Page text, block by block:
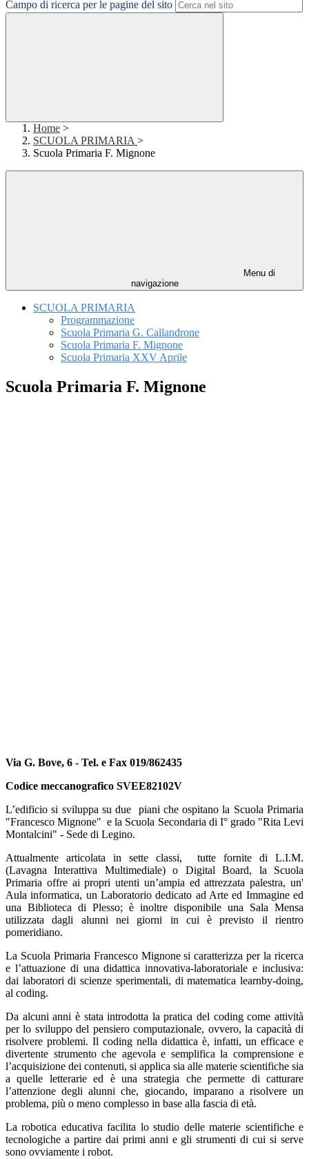
Campo di ricerca per le pagine del sito
Home >
SCUOLA PRIMARIA >
Scuola Primaria F. Mignone
Menu di
navigazione
SCUOLA PRIMARIA
Programmazione
Scuola Primaria G. Callandrone
Scuola Primaria F. Mignone
Scuola Primaria XXV Aprile
Scuola Primaria F. Mignone
Via G. Bove, 6 - Tel. e Fax 019/862435
Codice meccanografico SVEE82102V
L’edificio si sviluppa su due piani che ospitano la Scuola Primaria
"Francesco Mignone" e la Scuola Secondaria di I° grado "Rita Levi
Montalcini" - Sede di Legino.
Attualmente articolata in sette classi, tutte fornite di L.I.M.
(Lavagna Interattiva Multimediale) o Digital Board, la Scuola
Primaria offre ai propri utenti un’ampia ed attrezzata palestra, un'
Aula informatica, un Laboratorio dedicato ad Arte ed Immagine ed
una Biblioteca di Plesso; è inoltre disponibile una Sala Mensa
utilizzata dagli alunni nei giorni in cui è previsto il rientro
pomeridiano.
La Scuola Primaria Francesco Mignone si caratterizza per la ricerca
e l’attuazione di una didattica innovativa-laboratoriale e inclusiva:
dai laboratori di scienze sperimentali, di matematica learnby-doing,
al coding.
Da alcuni anni è stata introdotta la pratica del coding come attività
per lo sviluppo del pensiero computazionale, ovvero, la capacità di
risolvere problemi. Il coding nella didattica è, infatti, un efficace e
divertente strumento che agevola e semplifica la comprensione e
l’acquisizione dei contenuti, si applica sia alle materie scientifiche sia
a quelle letterarie ed è una strategia che permette di catturare
l’attenzione degli alunni che, giocando, imparano a risolvere un
problema, più o meno complesso in base alla fascia di età.
La robotica educativa facilita lo studio delle materie scientifiche e
tecnologiche a partire dai primi anni e gli strumenti di cui si serve
sono ovviamente i robot.